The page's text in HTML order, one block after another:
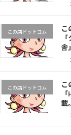
この店ドットコム
こ
舎
この店ドットコム
こ
載。